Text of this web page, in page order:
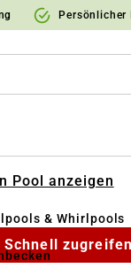
Persönlicher
Pool anzeigen
& Whirlpools
Schnell